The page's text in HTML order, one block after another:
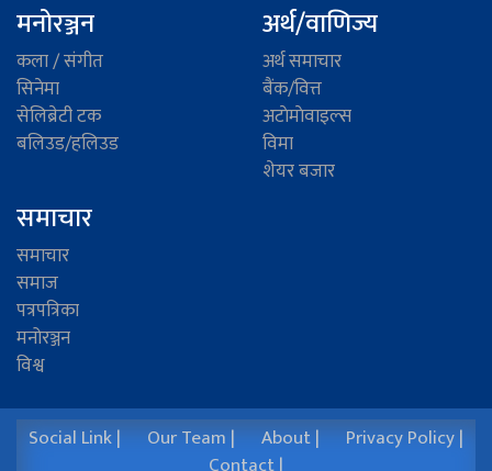
मनोरञ्जन
कला / संगीत
सिनेमा
सेलिब्रेटी टक
बलिउड/हलिउड
अर्थ/वाणिज्य
अर्थ समाचार
बैंक/वित्त
अटाेमाेवाइल्स
विमा
शेयर बजार
समाचार
समाचार
समाज
पत्रपत्रिका
मनोरञ्जन
विश्व
Social Link | Our Team | About |
Privacy Policy |